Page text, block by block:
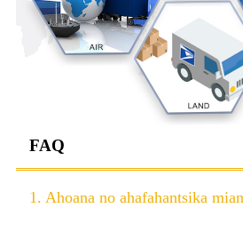
FAQ
1. Ahoana no ahafahantsika